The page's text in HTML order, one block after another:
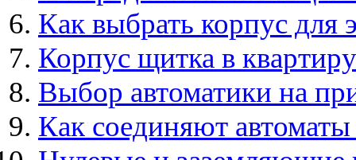
Как выбрать корпус для
Корпус щитка в
Выбор автоматики на
Как соединяют